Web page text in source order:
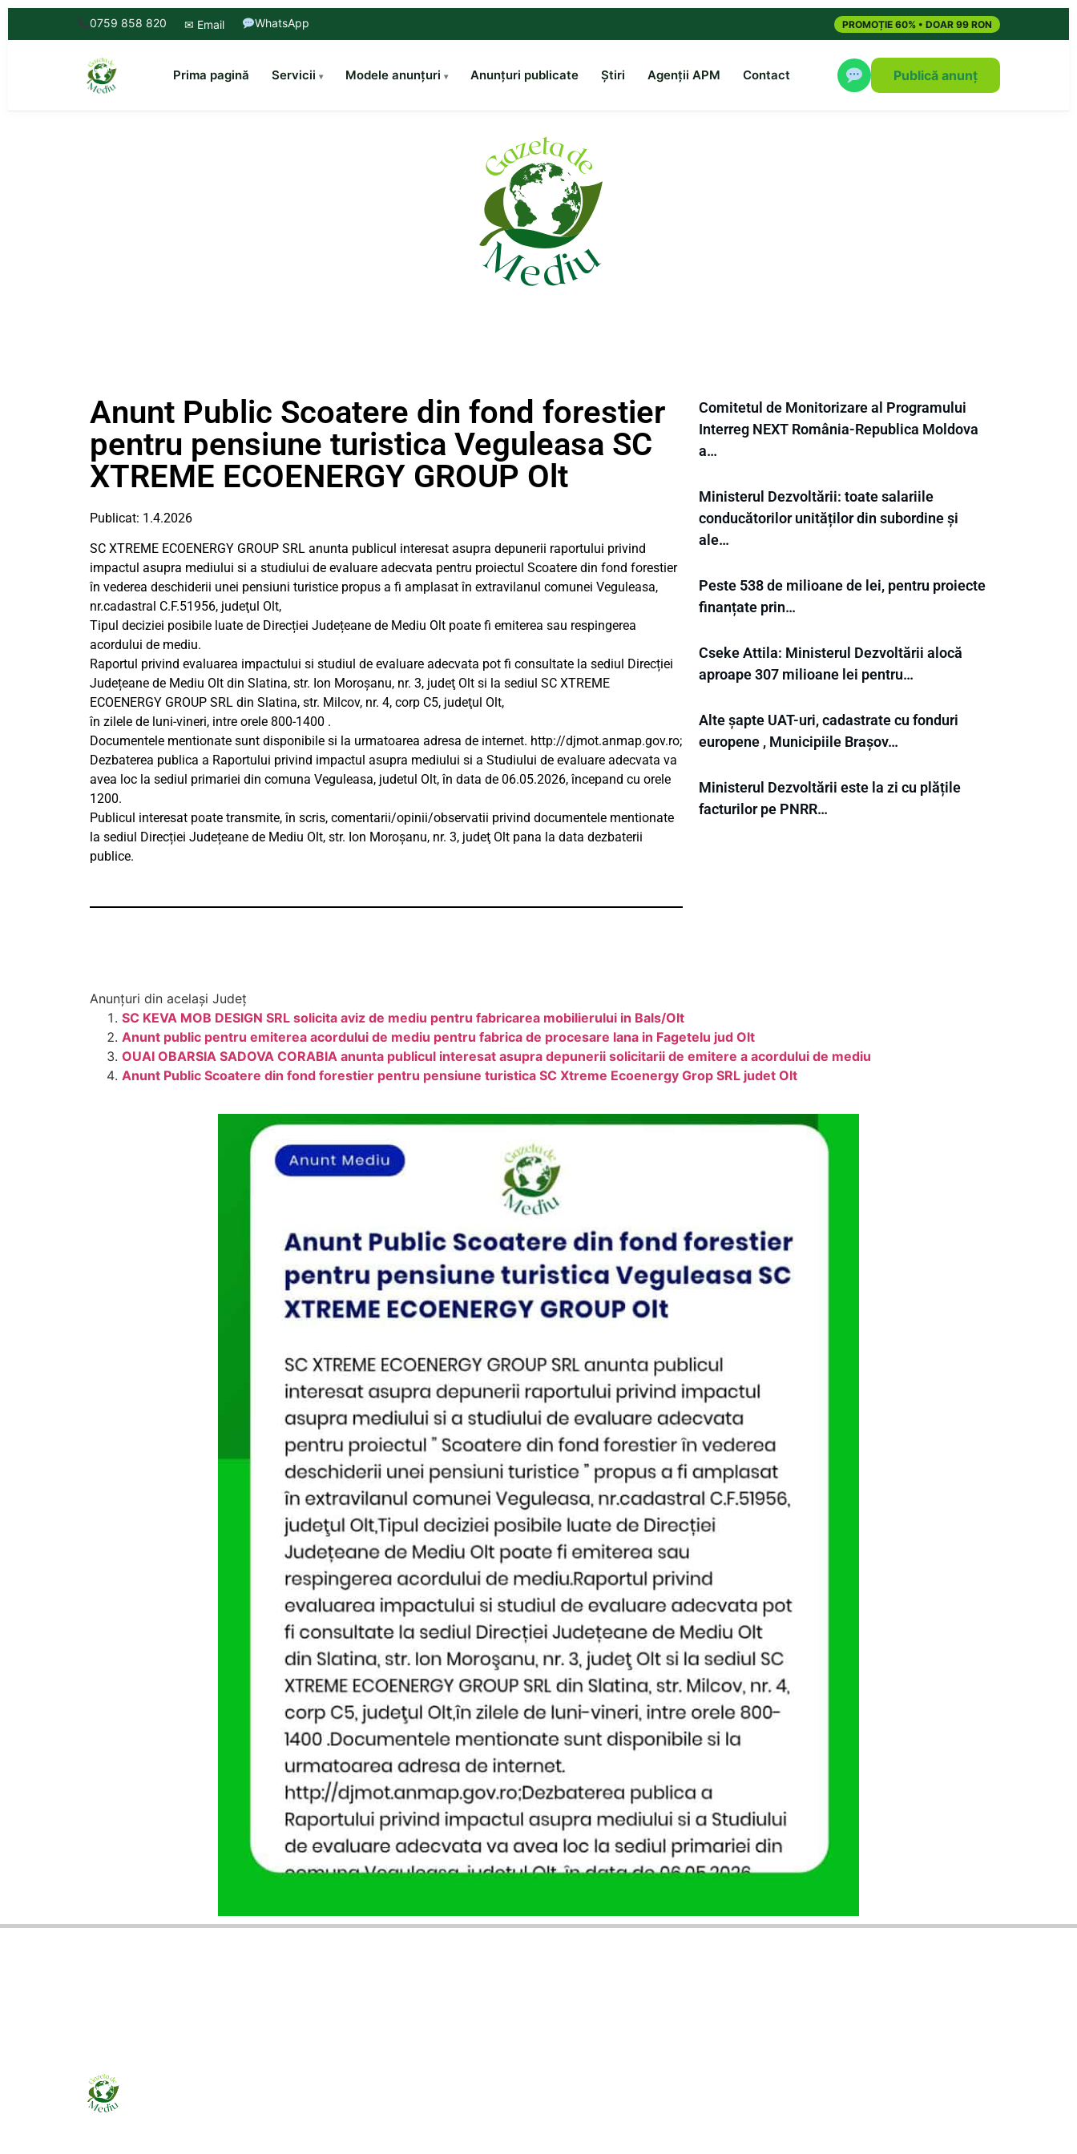
0759 858 820 ✉ Email WhatsApp PROMOȚIE 60% • DOAR 99 RON
Prima pagină Servicii Modele anunțuri Anunțuri publicate Știri Agenții APM Contact Publică anunț
Anunt Public Scoatere din fond forestier
pentru pensiune turistica Veguleasa SC
XTREME ECOENERGY GROUP Olt
Publicat: 1.4.2026
SC XTREME ECOENERGY GROUP SRL anunta publicul interesat asupra depunerii raportului privind
impactul asupra mediului si a studiului de evaluare adecvata pentru proiectul Scoatere din fond forestier
în vederea deschiderii unei pensiuni turistice propus a fi amplasat în extravilanul comunei Veguleasa,
nr.cadastral C.F.51956, judeţul Olt,
Tipul deciziei posibile luate de Direcției Județeane de Mediu Olt poate fi emiterea sau respingerea
acordului de mediu.
Raportul privind evaluarea impactului si studiul de evaluare adecvata pot fi consultate la sediul Direcției
Județeane de Mediu Olt din Slatina, str. Ion Moroşanu, nr. 3, judeţ Olt si la sediul SC XTREME
ECOENERGY GROUP SRL din Slatina, str. Milcov, nr. 4, corp C5, judeţul Olt,
în zilele de luni-vineri, intre orele 800-1400 .
Documentele mentionate sunt disponibile si la urmatoarea adresa de internet. http://djmot.anmap.gov.ro;
Dezbaterea publica a Raportului privind impactul asupra mediului si a Studiului de evaluare adecvata va
avea loc la sediul primariei din comuna Veguleasa, judetul Olt, în data de 06.05.2026, începand cu orele
1200.
Publicul interesat poate transmite, în scris, comentarii/opinii/observatii privind documentele mentionate
la sediul Direcției Județeane de Mediu Olt, str. Ion Moroşanu, nr. 3, judeţ Olt pana la data dezbaterii
publice.
Comitetul de Monitorizare al Programului
Interreg NEXT România-Republica Moldova
a…
Ministerul Dezvoltării: toate salariile
conducătorilor unităților din subordine și
ale…
Peste 538 de milioane de lei, pentru proiecte
finanțate prin…
Cseke Attila: Ministerul Dezvoltării alocă
aproape 307 milioane lei pentru…
Alte șapte UAT-uri, cadastrate cu fonduri
europene , Municipiile Brașov…
Ministerul Dezvoltării este la zi cu plățile
facturilor pe PNRR…
Anunțuri din același Județ
SC KEVA MOB DESIGN SRL solicita aviz de mediu pentru fabricarea mobilierului in Bals/Olt
Anunt public pentru emiterea acordului de mediu pentru fabrica de procesare lana in Fagetelu jud Olt
OUAI OBARSIA SADOVA CORABIA anunta publicul interesat asupra depunerii solicitarii de emitere a acordului de mediu
Anunt Public Scoatere din fond forestier pentru pensiune turistica SC Xtreme Ecoenergy Grop SRL judet Olt